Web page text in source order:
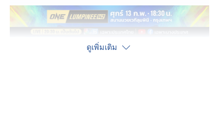
ดูเพิ่มเติม